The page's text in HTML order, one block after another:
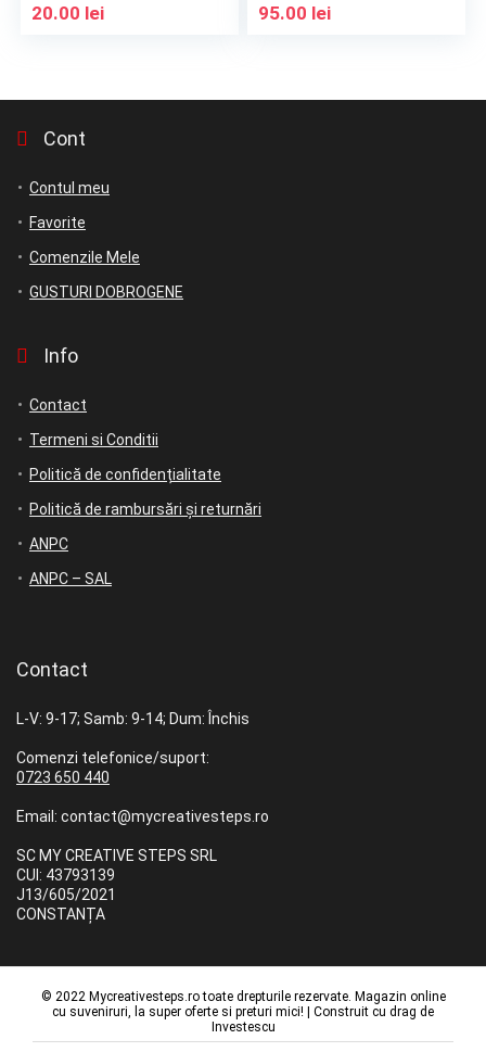
20.00 lei 95.00 lei
Cont
Contul meu
Favorite
Comenzile Mele
GUSTURI DOBROGENE
Info
Contact
Termeni si Conditii
Politică de confidențialitate
Politică de rambursări și returnări
ANPC
ANPC – SAL
Contact
L-V: 9-17; Samb: 9-14; Dum: Închis
Comenzi telefonice/suport:
0723 650 440
Email: contact@mycreativesteps.ro
SC MY CREATIVE STEPS SRL
CUI: 43793139
J13/605/2021
CONSTANȚA
© 2022 Mycreativesteps.ro toate drepturile rezervate. Magazin online
cu suveniruri, la super oferte si preturi mici! | Construit cu drag de
Investescu